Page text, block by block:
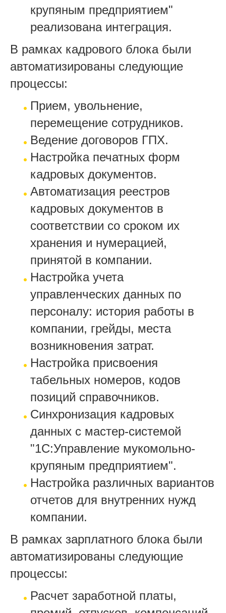
крупяным предприятием"
реализована интеграция.
В рамках кадрового блока были
автоматизированы следующие
процессы:
Прием, увольнение,
перемещение сотрудников.
Ведение договоров ГПХ.
Настройка печатных форм
кадровых документов.
Автоматизация реестров
кадровых документов в
соответствии со сроком их
хранения и нумерацией,
принятой в компании.
Настройка учета
управленческих данных по
персоналу: история работы в
компании, грейды, места
возникновения затрат.
Настройка присвоения
табельных номеров, кодов
позиций справочников.
Синхронизация кадровых
данных с мастер-системой
"1С:Управление мукомольно-
крупяным предприятием".
Настройка различных вариантов
отчетов для внутренних нужд
компании.
В рамках зарплатного блока были
автоматизированы следующие
процессы:
Расчет заработной платы,